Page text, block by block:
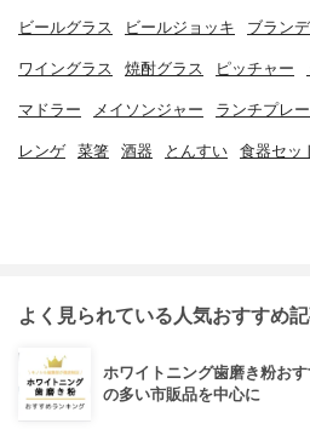
ビールグラス ビールジョッキ ブラン
ワイングラス 焼酎グラス ピッチャー
マドラー メイソンジャー ランチプレー
レンゲ 菜箸 酒器 とんすい 食器セッ
よく見られている人気おすすめ
ホワイトニング歯磨き粉お
の多い市販品を中心に